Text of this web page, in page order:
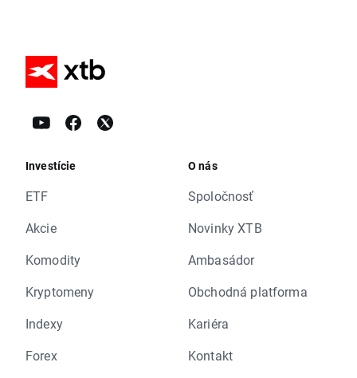
Investície
ETF
Akcie
Komodity
Kryptomeny
Indexy
Forex
O nás
Spoločnosť
Novinky XTB
Ambasádor
Obchodná platforma
Kariéra
Kontakt